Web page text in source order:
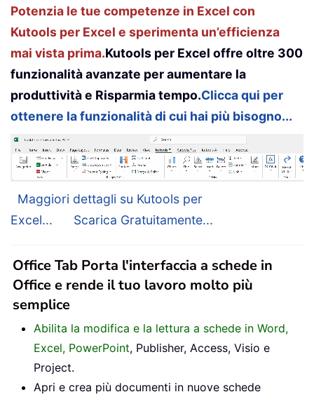
Potenzia le tue competenze in Excel con
Kutools per Excel e sperimenta un’efficienza
mai vista prima.Kutools per Excel offre oltre 300
funzionalità avanzate per aumentare la
produttività e Risparmia tempo.Clicca qui per
ottenere la funzionalità di cui hai più bisogno...
Maggiori dettagli su Kutools per
Excel...
Scarica Gratuitamente...
Office Tab Porta l'interfaccia a schede in
Office e rende il tuo lavoro molto più
semplice
Abilita la modifica e la lettura a schede in Word,
Excel, PowerPoint, Publisher, Access, Visio e
Project.
Apri e crea più documenti in nuove schede